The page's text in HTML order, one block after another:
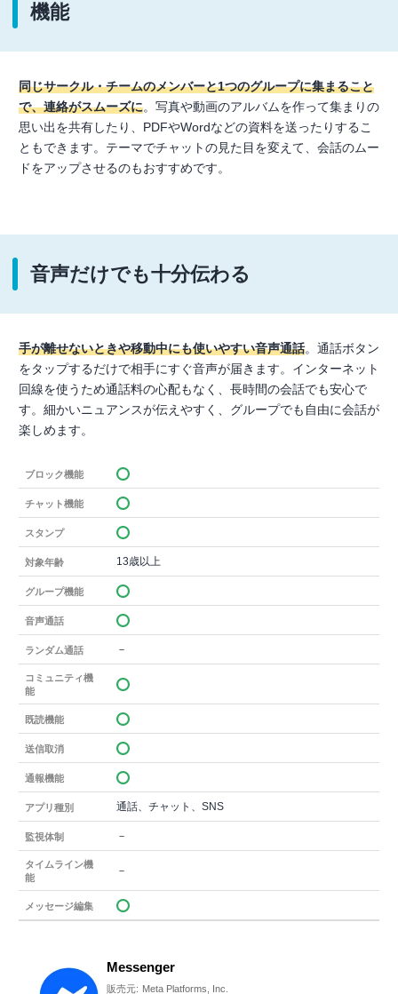
機能
同じサークル・チームのメンバーと1つのグループに集まること
で、連絡がスムーズに。写真や動画のアルバムを作って集まりの
思い出を共有したり、PDFやWordなどの資料を送ったりするこ
ともできます。テーマでチャットの見た目を変えて、会話のムー
ドをアップさせるのもおすすめです。
音声だけでも十分伝わる
手が離せないときや移動中にも使いやすい音声通話。通話ボタン
をタップするだけで相手にすぐ音声が届きます。インターネット
回線を使うため通話料の心配もなく、長時間の会話でも安心で
す。細かいニュアンスが伝えやすく、グループでも自由に会話が
楽しめます。
ブロック機能
チャット機能
スタンプ
対象年齢 13歳以上
グループ機能
音声通話
ランダム通話 －
コミュニティ機
能
既読機能
送信取消
通報機能
アプリ種別 通話、チャット、SNS
監視体制 －
タイムライン機
能
－
メッセージ編集
Messenger
販売元: Meta Platforms, Inc.